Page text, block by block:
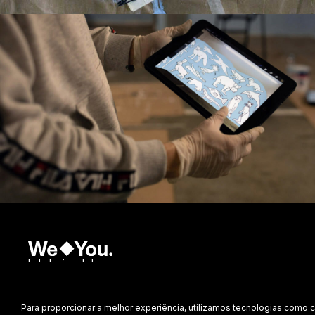
Para proporcionar a melhor experiência, utilizamos tecnologias como
Labdesign, Lda.
Política de Privacidade